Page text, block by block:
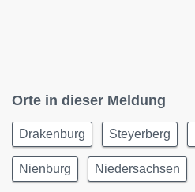
Orte in dieser Meldung
Drakenburg Steyerberg
Nienburg Niedersachsen